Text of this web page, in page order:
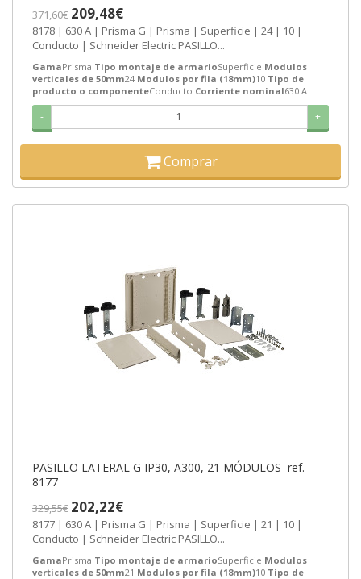
371,60€ 209,48€
8178 | 630 A | Prisma G | Prisma | Superficie | 24 | 10 |
Conducto | Schneider Electric PASILLO...
GamaPrisma Tipo montaje de armarioSuperficie Modulos
verticales de 50mm24 Modulos por fila (18mm)10 Tipo de
producto o componenteConducto Corriente nominal630 A
- +
Comprar
PASILLO LATERAL G IP30, A300, 21 MÓDULOS ref.
8177
329,55€ 202,22€
8177 | 630 A | Prisma G | Prisma | Superficie | 21 | 10 |
Conducto | Schneider Electric PASILLO...
GamaPrisma Tipo montaje de armarioSuperficie Modulos
verticales de 50mm21 Modulos por fila (18mm)10 Tipo de